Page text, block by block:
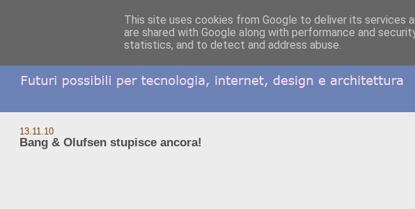
13.11.10
Bang & Olufsen stupisce ancora!
This site uses cookies from Google to deliver its services
are shared with Google along with performance and
statistics, and to detect and address abuse.